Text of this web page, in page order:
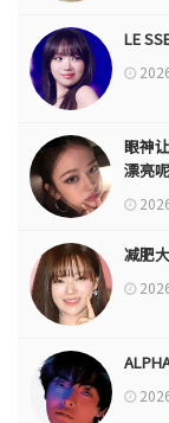
LE
眼神
漂亮呢
减肥